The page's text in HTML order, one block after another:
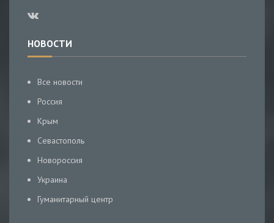
НОВОСТИ
Все новости
Россия
Крым
Севастополь
Новороссия
Украина
Гуманитарный центр